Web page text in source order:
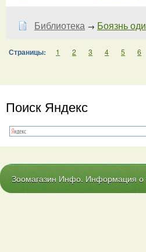
Библиотека → Боязнь
Страницы: 1 2 3 4 5 6
Поиск Яндекс
Зоомагазин Инфо. Информация о